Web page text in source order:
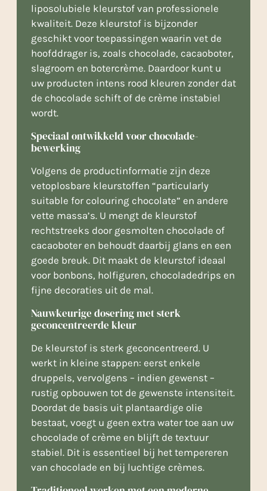
liposolubiele kleurstof van professionele
kwaliteit. Deze kleurstof is bijzonder
geschikt voor toepassingen waarin vet de
hoofddrager is, zoals chocolade, cacaoboter,
slagroom en botercrème. Daardoor kunt u
uw producten intens rood kleuren zonder dat
de chocolade schift of de crème instabiel
wordt.
Speciaal ontwikkeld voor chocolade­
bewerking
Volgens de productinformatie zijn deze
vetoplosbare kleurstoffen “particularly
suitable for colouring chocolate” en andere
vette massa’s. U mengt de kleurstof
rechtstreeks door gesmolten chocolade of
cacaoboter en behoudt daarbij glans en een
goede breuk. Dit maakt de kleurstof ideaal
voor bonbons, holfiguren, chocoladedrips en
fijne decoraties uit de mal.
Nauwkeurige dosering met sterk
geconcentreerde kleur
De kleurstof is sterk geconcentreerd. U
werkt in kleine stappen: eerst enkele
druppels, vervolgens – indien gewenst –
rustig opbouwen tot de gewenste intensiteit.
Doordat de basis uit plantaardige olie
bestaat, voegt u geen extra water toe aan uw
chocolade of crème en blijft de textuur
stabiel. Dit is essentieel bij het tempereren
van chocolade en bij luchtige crèmes.